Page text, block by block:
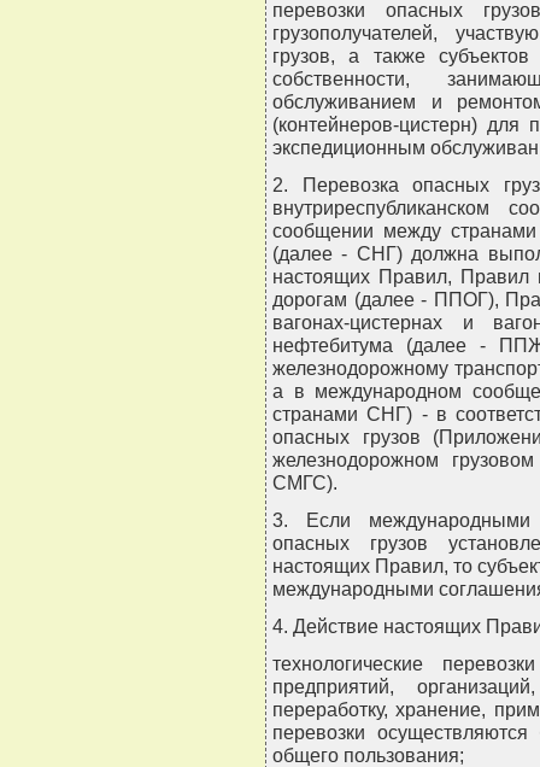
перевозки опасных
грузополучателей,
грузов, а также
собственности,
обслуживанием и
(контейнеров-цистерн) для
экспедиционным
2. Перевозка опасных
внутриреспубликанском
сообщении между
(далее - СНГ) должна
настоящих Правил, Правил
дорогам (далее - ППОГ),
вагонах-цистернах и
нефтебитума (далее -
железнодорожному
а в международном
странами СНГ) - в
опасных грузов
железнодорожном
СМГС).
3. Если международными
опасных грузов
настоящих Правил, то
международными
4. Действие настоящих
технологические
предприятий,
переработку, хранение,
перевозки
общего пользования;